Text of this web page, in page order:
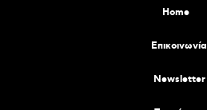
Home
Επικοινωνία
Newsletter